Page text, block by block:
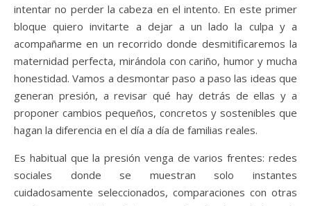
intentar no perder la cabeza en el intento. En este primer
bloque quiero invitarte a dejar a un lado la culpa y a
acompañarme en un recorrido donde desmitificaremos la
maternidad perfecta, mirándola con cariño, humor y mucha
honestidad. Vamos a desmontar paso a paso las ideas que
generan presión, a revisar qué hay detrás de ellas y a
proponer cambios pequeños, concretos y sostenibles que
hagan la diferencia en el día a día de familias reales.
Es habitual que la presión venga de varios frentes: redes
sociales donde se muestran solo instantes
cuidadosamente seleccionados, comparaciones con otras